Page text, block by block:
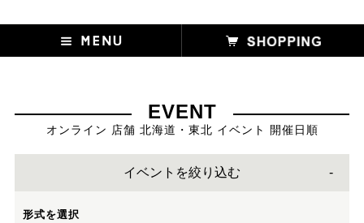
EVENT
オンライン 店舗 北海道・東北 イベント 開催日順
イベントを絞り込む
形式を選択